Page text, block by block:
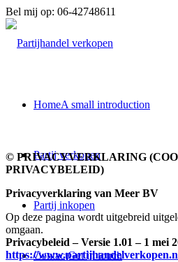
Bel mij op: 06-42748611
HomeA small introduction
Partij verkopen
Partij inkopen
ContactGet in touch
© PRIVACYVERKLARING
PRIVACYBELEID)
Privacyverklaring van Meer BV
Op deze pagina wordt uitgebreid
omgaan.
Privacybeleid – Versie 1.01 – 1 mei
https://